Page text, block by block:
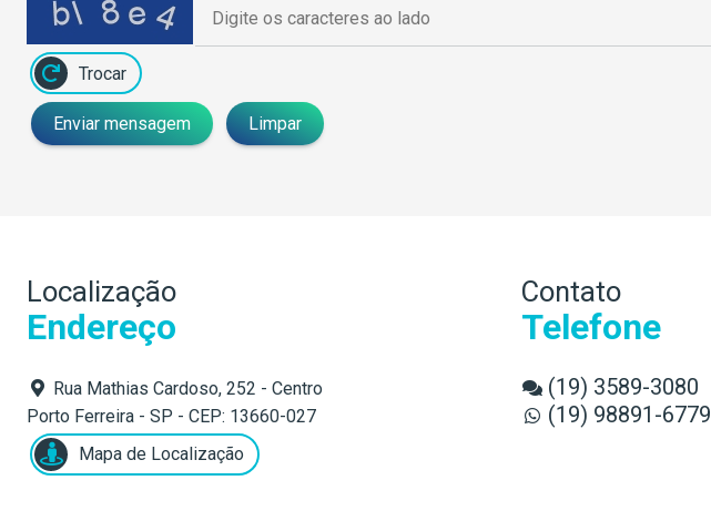
Trocar
Enviar mensagem Limpar
Localização
Endereço
Rua Mathias Cardoso, 252 - Centro
Porto Ferreira - SP - CEP: 13660-027
Mapa de Localização
Contato
Telefone
(19) 3589-3080
(19) 98891-6779